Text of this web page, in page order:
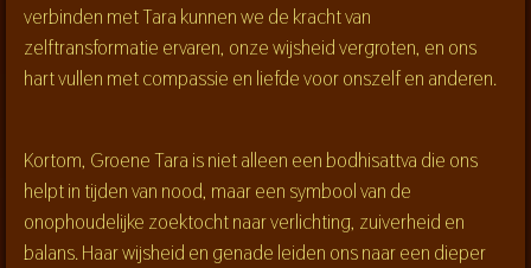
verbinden met Tara kunnen we de kracht van
zelftransformatie ervaren, onze wijsheid vergroten, en ons
hart vullen met compassie en liefde voor onszelf en anderen.
Kortom, Groene Tara is niet alleen een bodhisattva die ons
helpt in tijden van nood, maar een symbool van de
onophoudelijke zoektocht naar verlichting, zuiverheid en
balans. Haar wijsheid en genade leiden ons naar een dieper